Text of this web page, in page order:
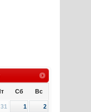
Сб Вс
31 1
2